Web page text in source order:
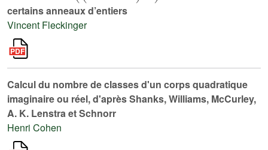
certains anneaux d’entiers
Vincent Fleckinger
Calcul du nombre de classes d'un corps quadratique
imaginaire ou réel, d'après Shanks, Williams, McCurley,
A. K. Lenstra et Schnorr
Henri Cohen